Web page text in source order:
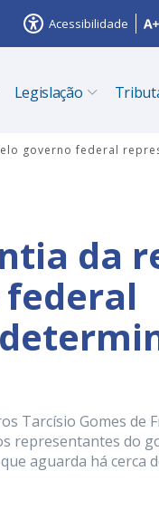
Acessibilidade
Legislação
governo federal
da
Tarcísio Gomes de
representantes do
aguarda há cerca